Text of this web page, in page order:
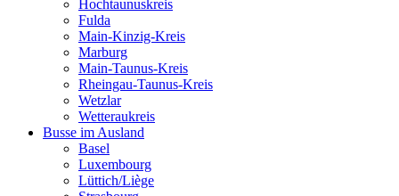
Hochtaunuskreis
Fulda
Main-Kinzig-Kreis
Marburg
Main-Taunus-Kreis
Rheingau-Taunus-Kreis
Wetzlar
Wetteraukreis
Busse im Ausland
Basel
Luxembourg
Lüttich/Liège